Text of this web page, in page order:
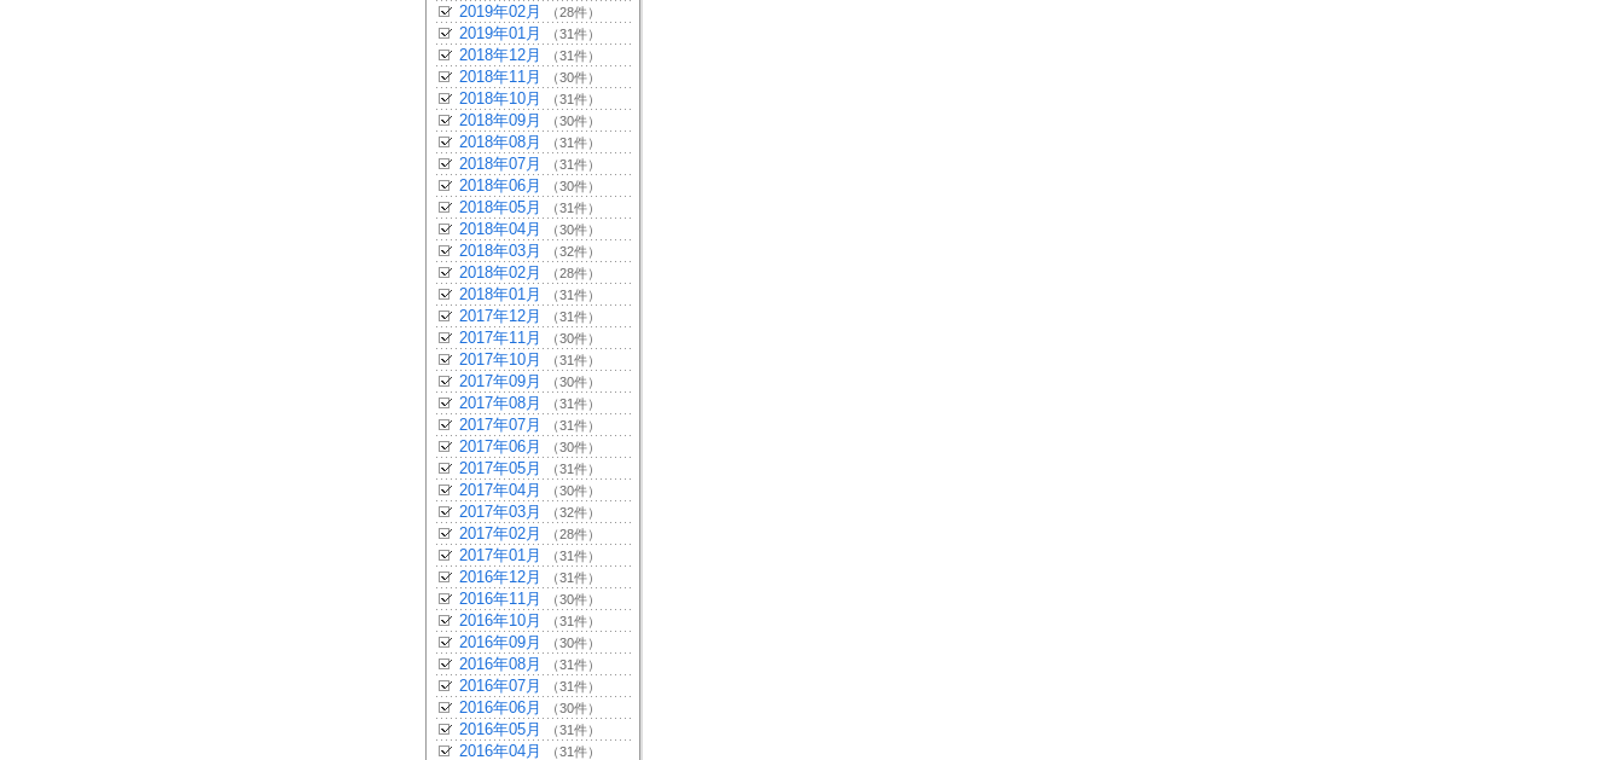
2019年02月 （28件）
2019年01月 （31件）
2018年12月 （31件）
2018年11月 （30件）
2018年10月 （31件）
2018年09月 （30件）
2018年08月 （31件）
2018年07月 （31件）
2018年06月 （30件）
2018年05月 （31件）
2018年04月 （30件）
2018年03月 （32件）
2018年02月 （28件）
2018年01月 （31件）
2017年12月 （31件）
2017年11月 （30件）
2017年10月 （31件）
2017年09月 （30件）
2017年08月 （31件）
2017年07月 （31件）
2017年06月 （30件）
2017年05月 （31件）
2017年04月 （30件）
2017年03月 （32件）
2017年02月 （28件）
2017年01月 （31件）
2016年12月 （31件）
2016年11月 （30件）
2016年10月 （31件）
2016年09月 （30件）
2016年08月 （31件）
2016年07月 （31件）
2016年06月 （30件）
2016年05月 （31件）
2016年04月 （31件）